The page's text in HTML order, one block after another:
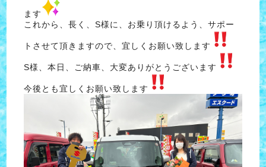
ます
これから、長く、S様に、お乗り頂けるよう、サポー
トさせて頂きますので、宜しくお願い致します
S様、本日、ご納車、大変ありがとうございます
今後とも宜しくお願い致します